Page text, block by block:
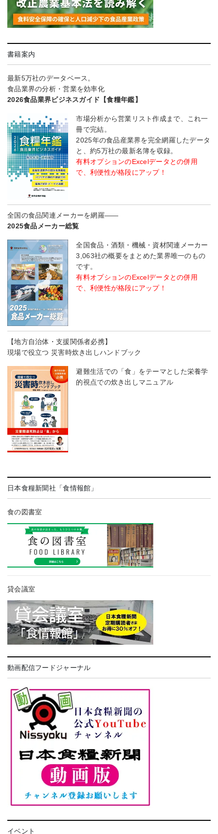
書籍案内
最新5万社のデータベース。
食品業界の分析・営業を効率化
2026食品業界ビジネスガイド【食糧年鑑】
市場分析から営業リスト作成まで、これ一
冊で完結。
2025年の食品産業界を完全網羅したデータ
と、約5万社の最新名簿を収録。
有料オプションのExcelデータとの併用
で、利便性が格段にアップ！
全国の食品関連メーカーを網羅――
2025食品メーカー総覧
全国食品・酒類・機械・資材関連メーカー
3,063社の概要をまとめた業界唯一のもの
です。
有料オプションのExcelデータとの併用
で、利便性が格段にアップ！
【地方自治体・支援関係者必携】
現場で役立つ 災害時炊き出しハンドブック
避難生活での「食」をテーマとした栄養学
的視点での炊き出しマニュアル
日本食糧新聞社「食情報館」
食の図書室
貸会議室
動画配信フードジャーナル
イベント